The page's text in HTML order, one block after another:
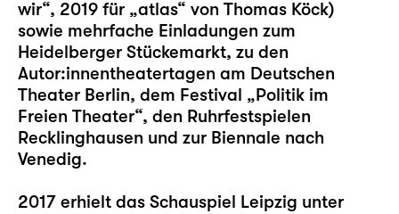
wir“, 2019 für „atlas“ von Thomas Köck)
sowie mehrfache Einladungen zum
Heidelberger Stückemarkt, zu den
Autor:innentheatertagen am Deutschen
Theater Berlin, dem Festival „Politik im
Freien Theater“, den Ruhrfestspielen
Recklinghausen und zur Biennale nach
Venedig.
2017 erhielt das Schauspiel Leipzig unter